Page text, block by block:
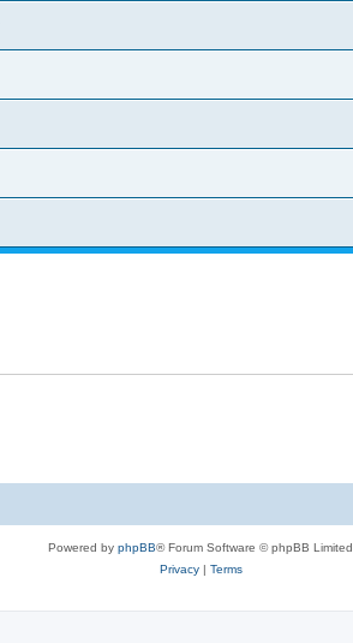
Powered by phpBB® Forum Software © phpBB Limited
Privacy| Terms